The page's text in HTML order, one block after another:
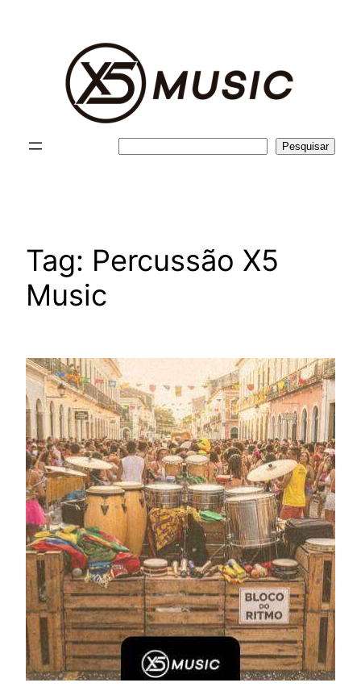
Pesquisar
Tag: Percussão X5
Music